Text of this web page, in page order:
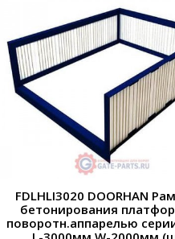
FDLHLI3020 DOORHAN
бетонирования
поворотн.аппарелью